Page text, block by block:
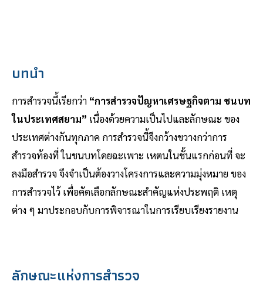
บทนำ
การสํารวจนี้เรียกว่า “การสํารวจปัญหาเศรษฐกิจตาม ชนบท
ในประเทศสยาม” เนื่องด้วยความเป็นไปและลักษณะ ของ
ประเทศต่างกันทุกภาค การสํารวจนี้จึงกว้างขวางกว่าการ
สํารวจท้องที่ ในชนบทโดยฉะเพาะ เหตนในชั้นแรกก่อนที่ จะ
ลงมือสํารวจ จึงจําเป็นต้องวางโครงการและความมุ่งหมาย ของ
การสํารวจไว้ เพื่อคัดเลือกลักษณะสําคัญแห่งประพฤติ เหตุ
ต่าง ๆ มาประกอบกับการพิจารณาในการเรียบเรียงรายงาน
ลักษณะแห่งการสํารวจ